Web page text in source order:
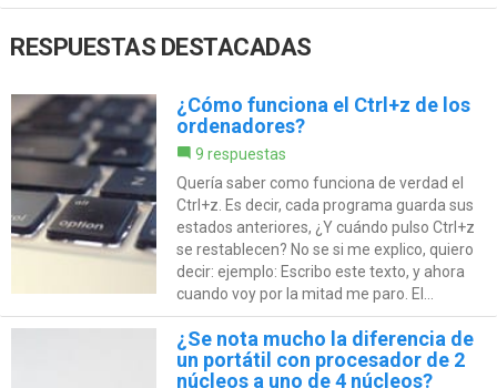
RESPUESTAS DESTACADAS
¿Cómo funciona el Ctrl+z de los
ordenadores?
9 respuestas
Quería saber como funciona de verdad el
Ctrl+z. Es decir, cada programa guarda sus
estados anteriores, ¿Y cuándo pulso Ctrl+z
se restablecen? No se si me explico, quiero
decir: ejemplo: Escribo este texto, y ahora
cuando voy por la mitad me paro. El...
¿Se nota mucho la diferencia de
un portátil con procesador de 2
núcleos a uno de 4 núcleos?